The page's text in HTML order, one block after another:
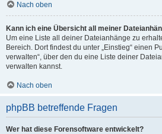
Nach oben
Kann ich eine Übersicht all meiner
Um eine Liste all deiner Dateianhänge zu
Bereich. Dort findest du unter „Einstieg“ einen
verwalten“, über den du eine Liste deiner
verwalten kannst.
Nach oben
phpBB betreffende Fragen
Wer hat diese Forensoftware entwickelt?